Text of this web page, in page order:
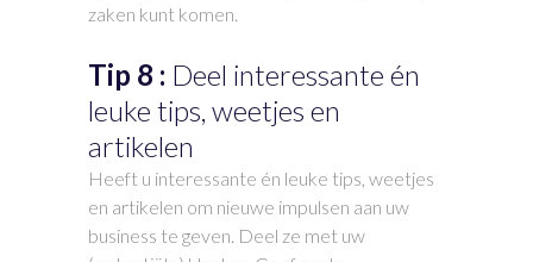
zaken kunt komen.
Tip 8 : Deel interessante én
leuke tips, weetjes en
artikelen
Heeft u interessante én leuke tips, weetjes
en artikelen om nieuwe impulsen aan uw
business te geven. Deel ze met uw